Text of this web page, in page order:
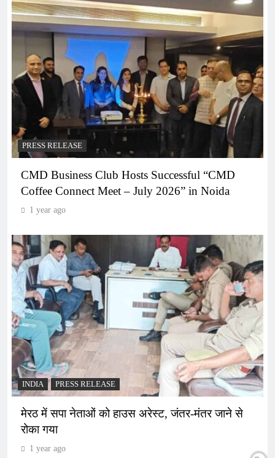
PRESS RELEASE
CMD Business Club Hosts Successful “CMD
Coffee Connect Meet – July 2026” in Noida
1 year ago
INDIA PRESS RELEASE
मेरठ में सपा नेताओं को हाउस अरेस्ट, जंतर-मंतर जाने से
रोका गया
1 year ago